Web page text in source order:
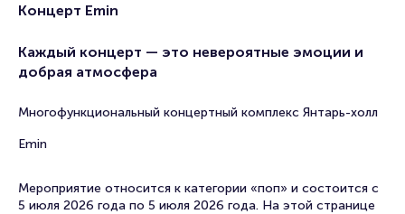
Концерт Emin
Каждый концерт — это невероятные эмоции и
добрая атмосфера
Многофункциональный концертный комплекс Янтарь-холл
Emin
Мероприятие относится к категории «поп» и состоится с
5 июля 2026 года по 5 июля 2026 года. На этой странице